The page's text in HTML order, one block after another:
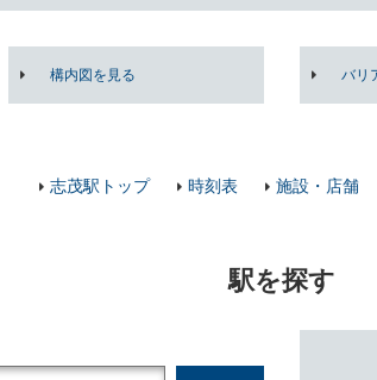
構内図を見る バリ
志茂駅トップ 時刻表 施設・店舗
駅を探す